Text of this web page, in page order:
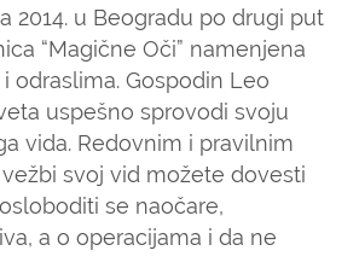
2014. u Beogradu po drugi put
“Magične Oči” namenjena
odraslima. Gospodin Leo
uspešno sprovodi svoju
vida. Redovnim i pravilnim
svoj vid možete dovesti
se naočare,
a o operacijama i da ne